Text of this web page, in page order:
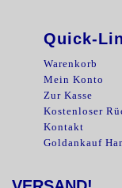
Quick-
Warenkorb
Mein Konto
Zur Kasse
Kostenloser
Kontakt
Goldankauf